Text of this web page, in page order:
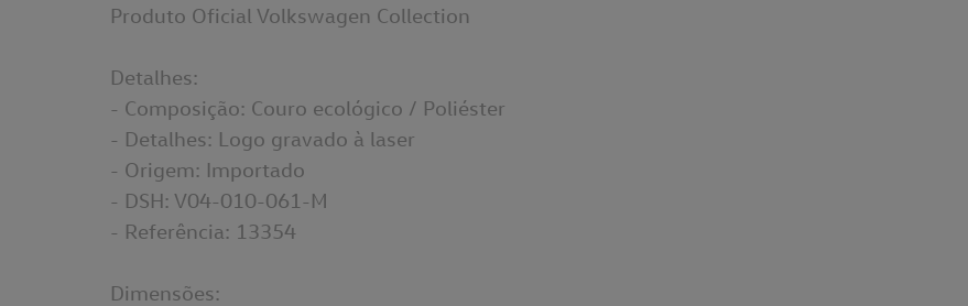
Produto Oficial Volkswagen Collection
Detalhes:
- Composição: Couro ecológico / Poliéster
- Detalhes: Logo gravado à laser
- Origem: Importado
- DSH: V04-010-061-M
- Referência: 13354
Dimensões: